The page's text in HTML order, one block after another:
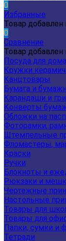
0
Избранные
Товар
0
Сравнение
Товар добавлен
Посуда для
Кружки
Канцтовары
Бумага и
Карандаши и
Конверты
Обложки на
Фоторамки,
Штемпельные
Фломастеры,
Краски
Ручки
Блокноты и
Рюкзаки и
Чертежные
Настольные
Товары для
Товары для
Папки, сумки и
Тетради